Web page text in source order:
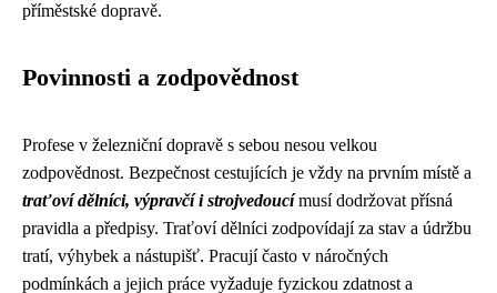
příměstské dopravě.
Povinnosti a zodpovědnost
Profese v železniční dopravě s sebou nesou velkou
zodpovědnost. Bezpečnost cestujících je vždy na prvním místě a
traťoví dělníci, výpravčí i strojvedoucímusí dodržovat přísná
pravidla a předpisy. Traťoví dělníci zodpovídají za stav a údržbu
tratí, výhybek a nástupišť. Pracují často v náročných
podmínkách a jejich práce vyžaduje fyzickou zdatnost a